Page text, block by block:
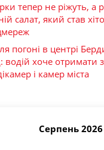
тепер не ріжуть, а
салат, який став
погоні в центрі
водій хоче отримати
і камер міста
Серпень 2026